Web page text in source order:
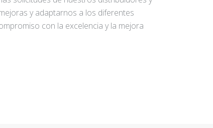
y adaptarnos a los diferentes
con la excelencia y la mejora